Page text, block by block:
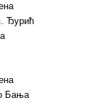
Ђурић
Бања